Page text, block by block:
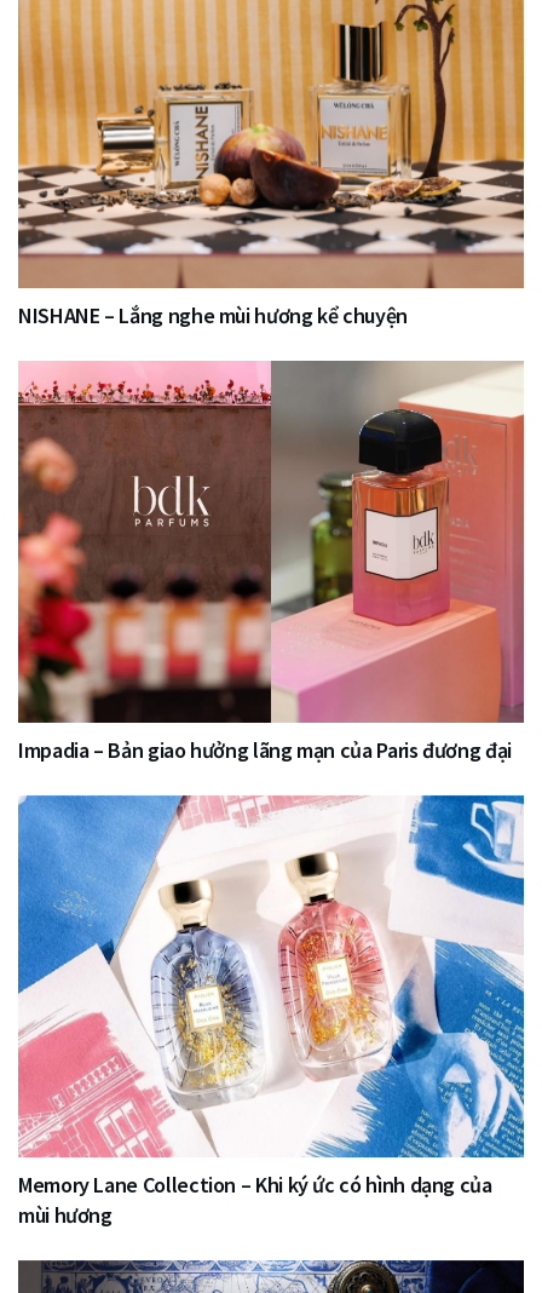
NISHANE – Lắng nghe mùi hương kể chuyện
Impadia – Bản giao hưởng lãng mạn của Paris đương đại
Memory Lane Collection – Khi ký ức có hình dạng của
mùi hương